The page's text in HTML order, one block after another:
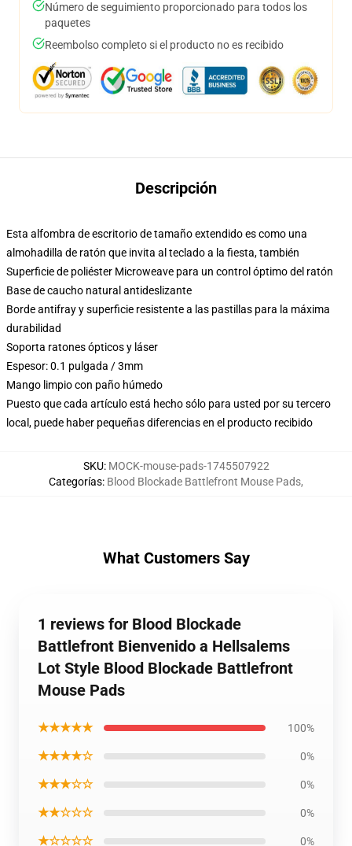
Número de seguimiento proporcionado para todos los
paquetes
Reembolso completo si el producto no es recibido
Descripción
Esta alfombra de escritorio de tamaño extendido es como una
almohadilla de ratón que invita al teclado a la fiesta, también
Superficie de poliéster Microweave para un control óptimo del ratón
Base de caucho natural antideslizante
Borde antifray y superficie resistente a las pastillas para la máxima
durabilidad
Soporta ratones ópticos y láser
Espesor: 0.1 pulgada / 3mm
Mango limpio con paño húmedo
Puesto que cada artículo está hecho sólo para usted por su tercero
local, puede haber pequeñas diferencias en el producto recibido
SKU: MOCK-mouse-pads-1745507922
Categorías: Blood Blockade Battlefront Mouse Pads,
What Customers Say
1 reviews for Blood Blockade
Battlefront Bienvenido a Hellsalems
Lot Style Blood Blockade Battlefront
Mouse Pads
★★★★★ 100%
★★★★☆ 0%
★★★☆☆ 0%
★★☆☆☆ 0%
★☆☆☆☆ 0%